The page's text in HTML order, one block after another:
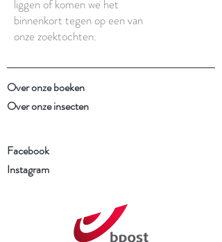
liggen of komen we het
binnenkort tegen op een van
onze zoektochten.
Over onze boeken
Over onze insecten
Facebook
Instagram